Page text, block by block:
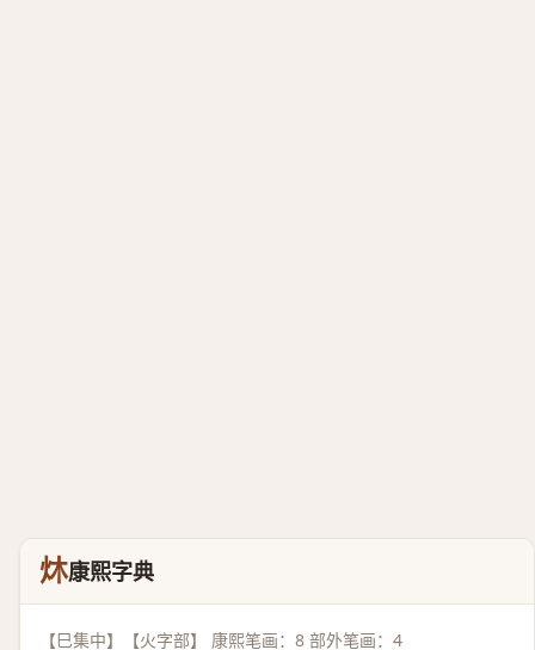
炑康熙字典
【巳集中】【火字部】 康熙笔画：8 部外笔画：4